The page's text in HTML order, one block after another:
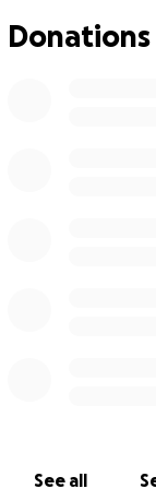
Donations
See all